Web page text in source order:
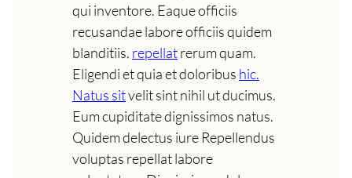
qui inventore. Eaque officiis
recusandae labore officiis quidem
blanditiis. repellatrerum quam.
Eligendi et quia et doloribus hic.
Natus sitvelit sint nihil ut ducimus.
Eum cupiditate dignissimos natus.
Quidem delectus iure Repellendus
voluptas repellat labore